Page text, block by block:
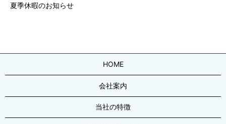
夏季休暇のお知らせ
HOME
会社案内
当社の特徴